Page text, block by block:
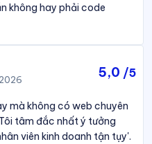
không hay phải code
5,0 /5
mà không có web chuyên
tâm đắc nhất ý tưởng
viên kinh doanh tận tụy'.